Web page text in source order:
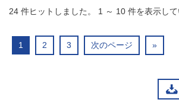
24 件ヒットしました。 1 ～ 10 件を表示して
1 2 3 次のページ »